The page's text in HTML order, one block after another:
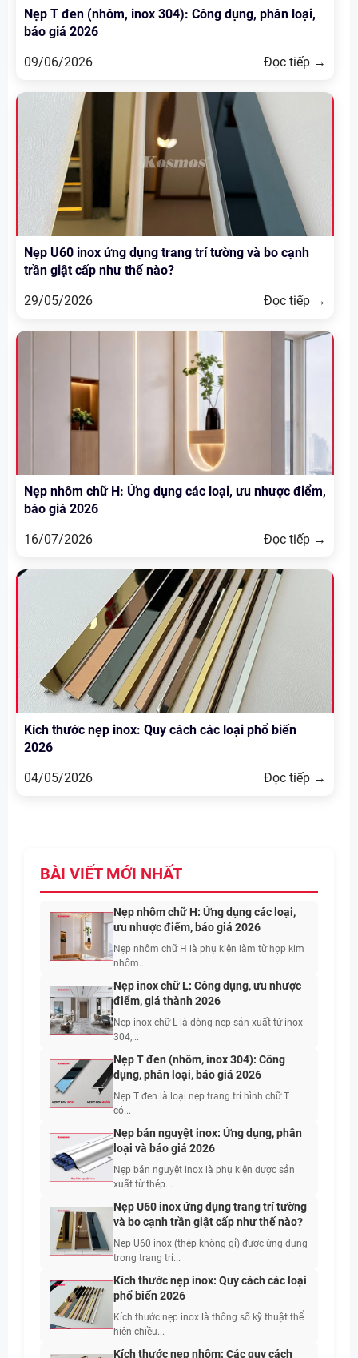
Nẹp T đen (nhôm, inox 304): Công dụng, phân loại,
báo giá 2026
09/06/2026
Đọc tiếp →
Nẹp U60 inox ứng dụng trang trí tường và bo cạnh
trần giật cấp như thế nào?
29/05/2026
Đọc tiếp →
Nẹp nhôm chữ H: Ứng dụng các loại, ưu nhược điểm,
báo giá 2026
16/07/2026
Đọc tiếp →
Kích thước nẹp inox: Quy cách các loại phổ biến
2026
04/05/2026
Đọc tiếp →
BÀI VIẾT MỚI NHẤT
Nẹp nhôm chữ H: Ứng dụng các loại,
ưu nhược điểm, báo giá 2026
Nẹp nhôm chữ H là phụ kiện làm từ hợp kim
nhôm...
Nẹp inox chữ L: Công dụng, ưu nhược
điểm, giá thành 2026
Nẹp inox chữ L là dòng nẹp sản xuất từ inox
304,...
Nẹp T đen (nhôm, inox 304): Công
dụng, phân loại, báo giá 2026
Nẹp T đen là loại nẹp trang trí hình chữ T
có...
Nẹp bán nguyệt inox: Ứng dụng, phân
loại và báo giá 2026
Nẹp bán nguyệt inox là phụ kiện được sản
xuất từ thép...
Nẹp U60 inox ứng dụng trang trí tường
và bo cạnh trần giật cấp như thế nào?
Nẹp U60 inox (thép không gỉ) được ứng dụng
trong trang trí...
Kích thước nẹp inox: Quy cách các loại
phổ biến 2026
Kích thước nẹp inox là thông số kỹ thuật thể
hiện chiều...
Kích thước nẹp nhôm: Các quy cách